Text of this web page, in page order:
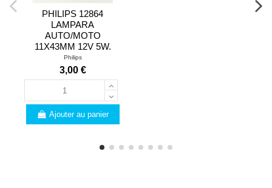
PHILIPS 12864
LAMPARA
AUTO/MOTO
11X43MM 12V 5W.
Philips
3,00 €
Ajouter au panier